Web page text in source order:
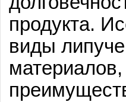
продукта.
виды